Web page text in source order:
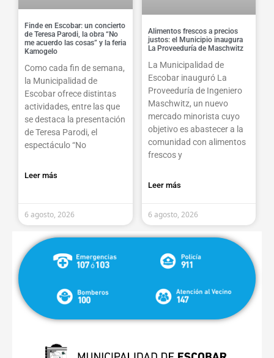
Finde en Escobar: un concierto
de Teresa Parodi, la obra “No
me acuerdo las cosas” y la feria
Kamogelo
Como cada fin de semana,
la Municipalidad de
Escobar ofrece distintas
actividades, entre las que
se destaca la presentación
de Teresa Parodi, el
espectáculo “No
Leer más
6 agosto, 2026
Alimentos frescos a precios
justos: el Municipio inaugura
La Proveeduría de Maschwitz
La Municipalidad de
Escobar inauguró La
Proveeduría de Ingeniero
Maschwitz, un nuevo
mercado minorista cuyo
objetivo es abastecer a la
comunidad con alimentos
frescos y
Leer más
6 agosto, 2026